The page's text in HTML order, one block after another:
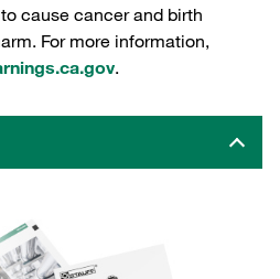
cause cancer and birth
For more information,
.